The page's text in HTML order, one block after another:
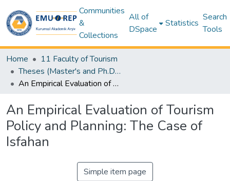
Communities
&
Collections
All of
DSpace
Statistics
Search
Tools
Home
11 Faculty of Tourism
Theses (Master's and Ph.D) - Tourism
An Empirical Evaluation of Tourism Policy and Planning: The Case of Isfahan
An Empirical Evaluation of Tourism
Policy and Planning: The Case of
Isfahan
Simple item page